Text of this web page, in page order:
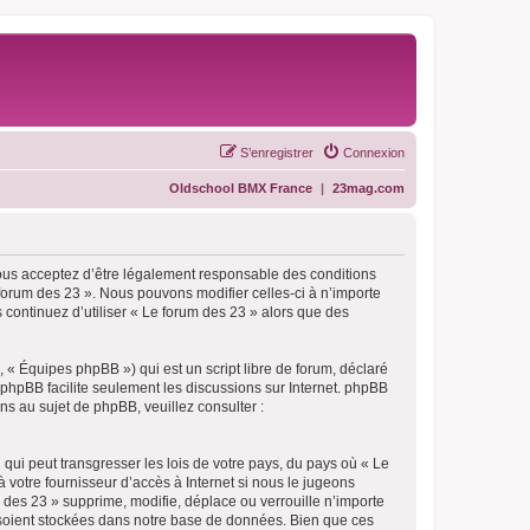
Connexion
S’enregistrer
23mag.com
|
Oldschool BMX France
acceptez d’être légalement responsable des conditions
des 23 ». Nous pouvons modifier celles-ci à n’importe
d’utiliser « Le forum des 23 » alors que des
Équipes phpBB ») qui est un script libre de forum, déclaré
facilite seulement les discussions sur Internet. phpBB
au sujet de phpBB, veuillez consulter :
peut transgresser les lois de votre pays, du pays où « Le
fournisseur d’accès à Internet si nous le jugeons
23 » supprime, modifie, déplace ou verrouille n’importe
stockées dans notre base de données. Bien que ces